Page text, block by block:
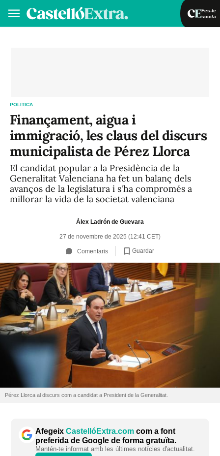
Fes-te
soci/a
POLITICA
Finançament, aigua i
immigració, les claus del discurs
municipalista de Pérez Llorca
El candidat popular a la Presidència de la
Generalitat Valenciana ha fet un balanç dels
avanços de la legislatura i s'ha compromés a
millorar la vida de la societat valenciana
Álex Ladrón de Guevara
27 de novembre de 2025 (12:41 CET)
Comentaris Guardar
Pérez Llorca al discurs com a candidat a President de la Generalitat.
Afegeix CastellóExtra.com com a font
preferida de Google de forma gratuïta.
Mantén-te informat amb les últimes notícies d'actualitat.